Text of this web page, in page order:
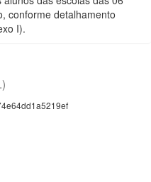
conforme detalhamento
I).